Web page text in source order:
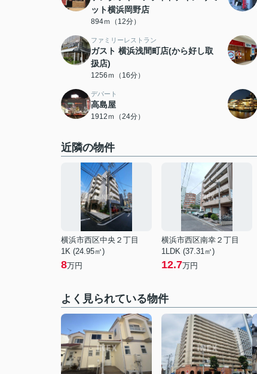
ット横浜岡野店
894ｍ（12分）
ファミリーレストラン
ガスト 横浜浅間町店(から好し取
扱店)
1256ｍ（16分）
デパート
高島屋
1912ｍ（24分）
近隣の物件
横浜市西区中央２丁目
1K (24.95㎡)
8万円
横浜市西区南幸２丁目
1LDK (37.31㎡)
12.7万円
よく見られている物件